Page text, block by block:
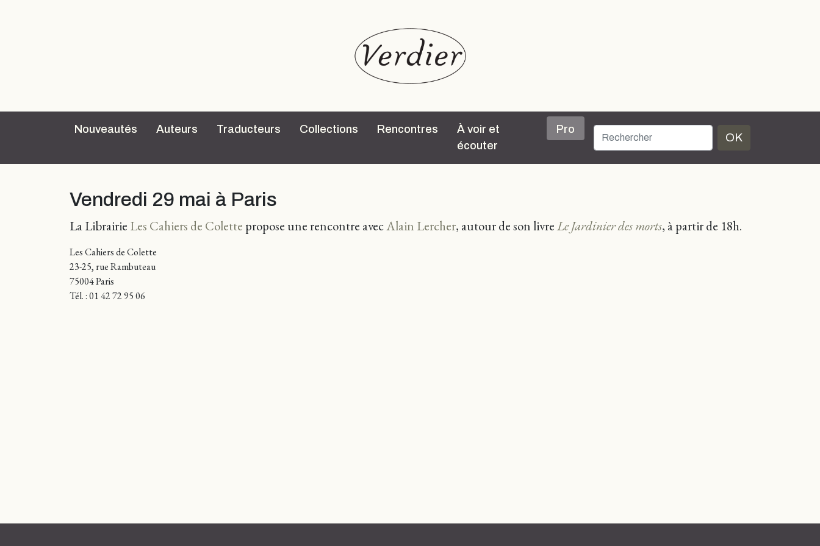
Nouveautés Auteurs Traducteurs Collections Rencontres
À voir et
écouter
Pro
OK
Vendredi 29 mai à Paris
La Librairie Les Cahiers de Colette propose une rencontre avecAlain Lercher, autour de son livreLe Jardinier des morts, à partir de 18h.
Les Cahiers de Colette
23-25, rue Rambuteau
75004 Paris
Tél. : 01 42 72 95 06